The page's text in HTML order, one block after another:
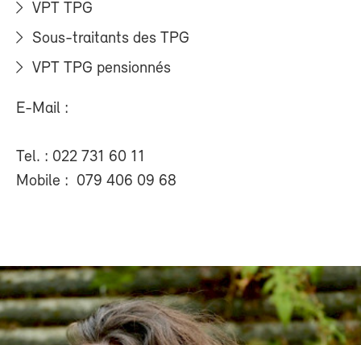
VPT TPG
Sous-traitants des TPG
VPT TPG pensionnés
E-Mail :
Tel. : 022 731 60 11
Mobile : 079 406 09 68